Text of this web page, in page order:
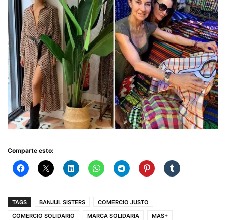
Comparte esto:
TAGS BANJUL SISTERS
COMERCIO JUSTO
COMERCIO SOLIDARIO
MARCA SOLIDARIA
MAS+